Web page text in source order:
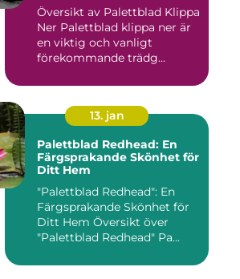
Översikt av Palettblad Klippa
Ner Palettblad klippa ner är
en viktig och vanligt
förekommande trädg...
13. jan
Palettblad Redhead: En
Färgsprakande Skönhet för
Ditt Hem
"Palettblad Redhead": En
Färgsprakande Skönhet för
Ditt Hem Översikt över
"Palettblad Redhead" Pa...